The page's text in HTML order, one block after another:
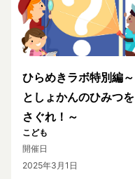
ひらめきラボ特別編～
としょかんのひみつを
さぐれ！～
こども
開催日
2025年3月1日